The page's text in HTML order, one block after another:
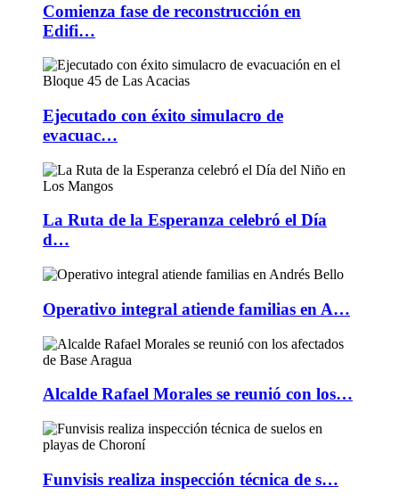
Comienza fase de reconstrucción en
Edifi…
Ejecutado con éxito simulacro de
evacuac…
La Ruta de la Esperanza celebró el Día
d…
Operativo integral atiende familias en A…
Alcalde Rafael Morales se reunió con los…
Funvisis realiza inspección técnica de s…